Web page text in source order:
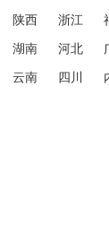
陕西 浙江
湖南 河北
云南 四川